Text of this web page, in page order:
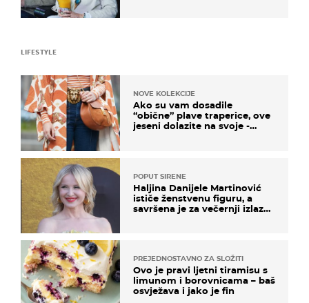
LIFESTYLE
NOVE KOLEKCIJE
Ako su vam dosadile
“obične” plave traperice, ove
jeseni dolazite na svoje -
POPUT SIRENE
Haljina Danijele Martinović
ističe ženstvenu figuru, a
savršena je za večernji izlazak
PREJEDNOSTAVNO ZA SLOŽITI
Ovo je pravi ljetni tiramisu s
limunom i borovnicama – baš
osvježava i jako je fin